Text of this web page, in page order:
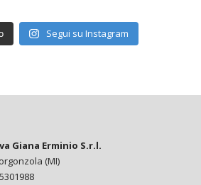
Segui su Instagram
Giana Erminio S.r.l.
(MI)